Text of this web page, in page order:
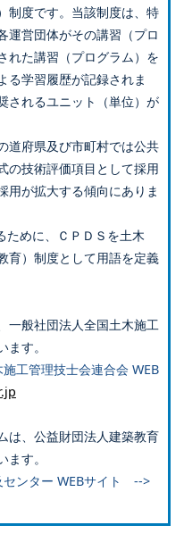
制度です。当該制度は、特
運営団体がその講習（プロ
れた講習（プログラム）を
る学習履歴が記録されま
されるユニット（単位）が
道府県及び市町村では公共
の技術評価項目として採用
用が拡大する傾向にありま
めに、ＣＰＤＳを土木
育）制度として用語を定義
一般社団法人全国土木施工
す。
工管理技士会連合会 WEB
は、公益財団法人建築教育
す。
センター WEBサイト -->